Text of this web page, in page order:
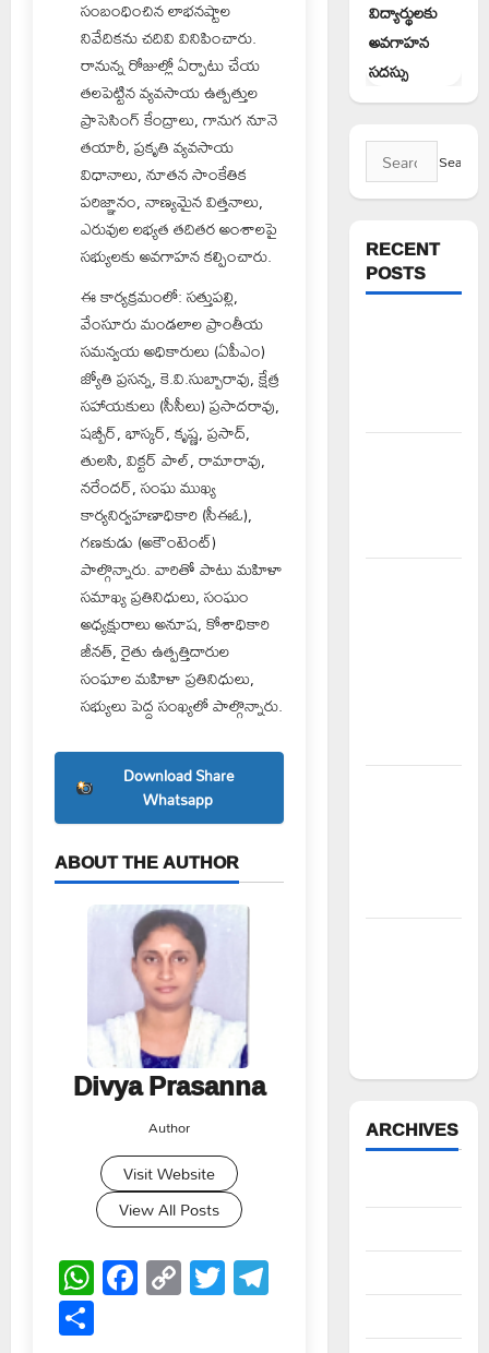
సంబంధించిన లాభనష్టాల
నివేదికను చదివి వినిపించారు.
రానున్న రోజుల్లో ఏర్పాటు చేయ
తలపెట్టిన వ్యవసాయ ఉత్పత్తుల
ప్రాసెసింగ్‌ కేంద్రాలు, గానుగ నూనె
తయారీ, ప్రకృతి వ్యవసాయ
విధానాలు, నూతన సాంకేతిక
పరిజ్ఞానం, నాణ్యమైన విత్తనాలు,
ఎరువుల లభ్యత తదితర అంశాలపై
సభ్యులకు అవగాహన కల్పించారు.
ఈ కార్యక్రమంలో: సత్తుపల్లి,
వేంసూరు మండలాల ప్రాంతీయ
సమన్వయ అధికారులు (ఏపీఎం)
జ్యోతి ప్రసన్న, కె.వి.సుబ్బారావు, క్షేత్ర
సహాయకులు (సీసీలు) ప్రసాదరావు,
షబ్బీర్, భాస్కర్, కృష్ణ, ప్రసాద్,
తులసి, విక్టర్ పాల్, రామారావు,
నరేందర్, సంఘ ముఖ్య
కార్యనిర్వహణాధికారి (సీఈఓ),
గణకుడు (అకౌంటెంట్‌)
పాల్గొన్నారు. వారితో పాటు మహిళా
సమాఖ్య ప్రతినిధులు, సంఘం
అధ్యక్షురాలు అనూష, కోశాధికారి
జీనత్, రైతు ఉత్పత్తిదారుల
సంఘాల మహిళా ప్రతినిధులు,
సభ్యులు పెద్ద సంఖ్యలో పాల్గొన్నారు.
Download Share
Whatsapp
ABOUT THE AUTHOR
Divya Prasanna
Author
Visit Website
View All Posts
WhatsApp
Facebook
Copy
Link
TwitterTelegram
విద్యార్థులకు
అవగాహన
సదస్సు
Search
for:
RECENT
POSTS
ARCHIVES